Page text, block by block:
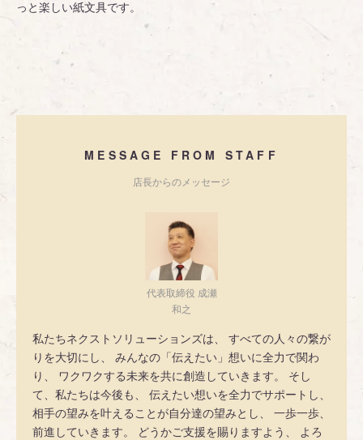
っと楽しい紙文具です。
MESSAGE FROM STAFF
店長からのメッセージ
代表取締役 成瀬
和之
私たちネクストソリューションズは、 すべての人々の繋が
りを大切にし、 みんなの「伝えたい」想いに全力で関わ
り、 ワクワクする未来を共に創造していきます。 そし
て、私たちは今後も、 伝えたい想いを全力でサポートし、
相手の望みを叶えることが自分達の望みとし、 一歩一歩、
前進していきます。 どうかご支援を賜りますよう、 よろ